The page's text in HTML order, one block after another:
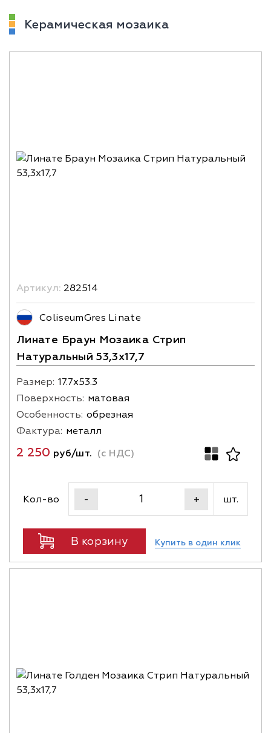
Керамическая мозаика
Артикул: 282514
ColiseumGres Linate
Линате Браун Мозаика Стрип
Натуральный 53,3х17,7
Размер: 17.7х53.3
Поверхность: матовая
Особенность: обрезная
Фактура: металл
2 250 руб/шт. (с НДС)
Кол-во - + шт.
В корзину Купить в один клик